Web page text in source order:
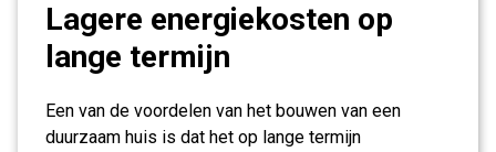
Lagere energiekosten op
lange termijn
Een van de voordelen van het bouwen van een
duurzaam huis is dat het op lange termijn